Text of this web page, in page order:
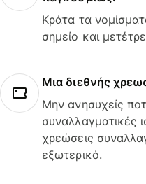
Κράτα τα
σημείο και
Μια διεθνής
Μην ανησυχείς
συναλλαγματικές
χρεώσεις
εξωτερικό.